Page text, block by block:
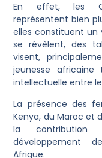
En effet, les
représentent bien
elles constituent un
se révèlent, des
visent,
jeunesse
intellectuelle entre
La présence des
Kenya, du Maroc et
la contribution
développement
Afrique.